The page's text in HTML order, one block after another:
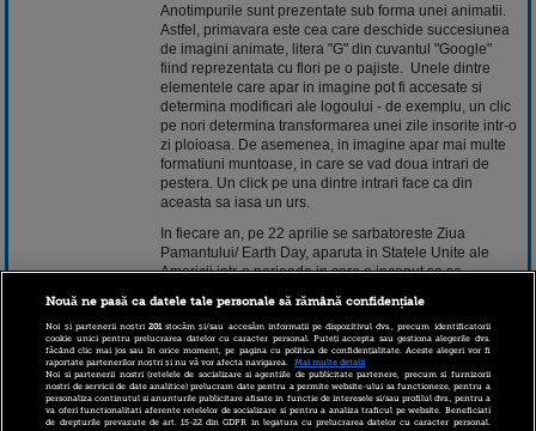
Anotimpurile sunt prezentate sub forma unei animatii.
Astfel, primavara este cea care deschide succesiunea
de imagini animate, litera "G" din cuvantul "Google"
fiind reprezentata cu flori pe o pajiste. Unele dintre
elementele care apar in imagine pot fi accesate si
determina modificari ale logoului - de exemplu, un clic
pe nori determina transformarea unei zile insorite intr-o
zi ploioasa. De asemenea, in imagine apar mai multe
formatiuni muntoase, in care se vad doua intrari de
pestera. Un click pe una dintre intrari face ca din
aceasta sa iasa un urs.
In fiecare an, pe 22 aprilie se sarbatoreste Ziua
Pamantului/ Earth Day, aparuta in Statele Unite ale
Americii intr-o perioada in care a inceput sa se
inconjurator. Ziua Pamantului a fost proclamata de
senatorul american Gaylord Nelson in anul 1970, cu
scopul de a trezi interesul clasei politice fata de mediu,
un subiect ignorat. Dupa doua decenii, in anul 1990,
peste 200 milioane de persoane din 141 de tari au
transformat Ziua Pamantului intr-o manifestare de
amploare in istoria omenirii, prin alaturarea lor in
Nouă ne pasă ca datele tale personale să rămână confidențiale
Noi și partenerii noștri201stocăm și/sau accesăm informații pe dispozitivul dvs., precum identificatorii
cookie unici pentru prelucrarea datelor cu caracter personal. Puteți accepta sau gestiona alegerile dvs.
făcând clic mai jos sau în orice moment, pe pagina cu politica de confidențialitate. Aceste alegeri vor fi
raportate partenerilor noștri și nu vă vor afecta navigarea.
Mai multe detalii
Noi si partenerii nostri (retelele de socializare si agentiile de publicitate partenere, precum si furnizorii
nostri de servicii de date analitice) prelucram date pentru a permite website-ului sa functioneze, pentru a
personaliza continutul si anunturile publicitare afisate in functie de interesele si/sau profilul dvs., pentru a
va oferi functionalitati aferente retelelor de socializare si pentru a analiza traficul pe website. Beneficiati
de drepturile prevazute de art. 15-22 din GDPR in legatura cu prelucrarea datelor cu caracter personal.